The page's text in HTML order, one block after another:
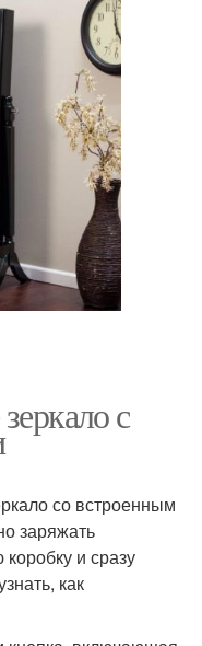
с
со встроенным
заряжать
и сразу
как